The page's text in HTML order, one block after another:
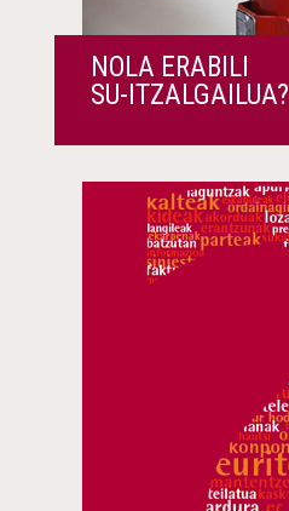
NOLA ERABILI
SU-ITZALGAILUA?